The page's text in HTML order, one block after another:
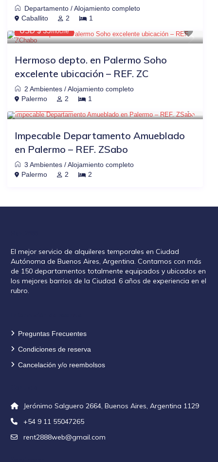
Departamento /Alojamiento completo
Caballito
2 1
OTRAS PLATAFORMAS $44 -20%
USD $ 35/noche
Hermoso depto. en Palermo Soho
excelente ubicación – REF. ZC
2 Ambientes /Alojamiento completo
Palermo
2 1
OTRAS PLATAFORMAS $88 -20%
Impecable Departamento Amueblado
en Palermo – REF. ZSabo
3 Ambientes /Alojamiento completo
Palermo
2 2
El mejor servicio de alquileres temporales en Ciudad
Autónoma de Buenos Aires, Argentina. Contamos con más
de 150 departamentos totalmente equipados y ubicados en
los mejores barrios de la Ciudad. 6 años de experiencia en el
rubro.
Preguntas Frecuentes
Condiciones de reserva
Cancelación y/o reembolsos
Jerónimo Salguero 2664, Buenos Aires, Argentina 1129
+54 9 11 55047265
rent2888web@gmail.com